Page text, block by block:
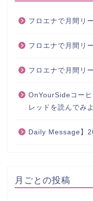
フロエナで月間リ
フロエナで月間リ
フロエナで月間リ
OnYourSideコー
レッドを読んでみ
Daily Message】
月ごとの投稿